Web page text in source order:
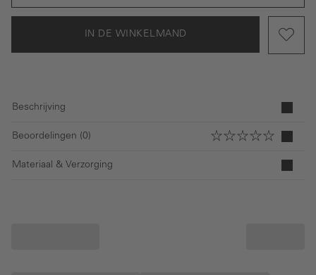
IN DE WINKELMAND
Beschrijving
Beoordelingen (0)
Materiaal & Verzorging